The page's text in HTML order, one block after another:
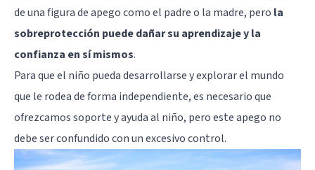
de una figura de apego como el padre o la madre, pero la
sobreprotección puede dañar su aprendizaje y la
confianza en sí mismos.
Para que el niño pueda desarrollarse y explorar el mundo
que le rodea de forma independiente, es necesario que
ofrezcamos soporte y ayuda al niño, pero este apego no
debe ser confundido con un excesivo control.